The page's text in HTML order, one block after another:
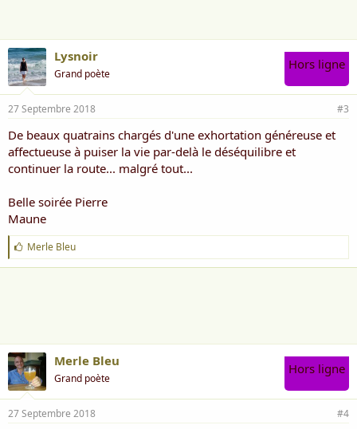
Lysnoir
Grand poète
Hors ligne
27 Septembre 2018 #3
De beaux quatrains chargés d'une exhortation généreuse et
affectueuse à puiser la vie par-delà le déséquilibre et
continuer la route... malgré tout...
Belle soirée Pierre
Maune
J
'
a
Merle Bleu
Merle Bleu
Grand poète
Hors ligne
27 Septembre 2018 #4